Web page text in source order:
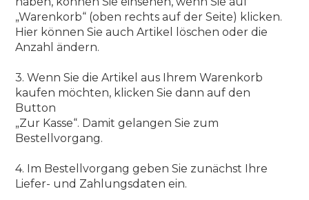
„Warenkorb“ (oben rechts auf der Seite) klicken.
Hier können Sie auch Artikel löschen oder die
Anzahl ändern.
3. Wenn Sie die Artikel aus Ihrem Warenkorb
kaufen möchten, klicken Sie dann auf den
Button
„Zur Kasse“. Damit gelangen Sie zum
Bestellvorgang.
4. Im Bestellvorgang geben Sie zunächst Ihre
Liefer- und Zahlungsdaten ein.